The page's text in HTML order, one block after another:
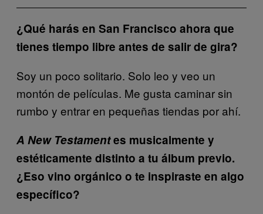
¿Qué harás en San Francisco ahora que
tienes tiempo libre antes de salir de gira?
Soy un poco solitario. Solo leo y veo un
montón de películas. Me gusta caminar sin
rumbo y entrar en pequeñas tiendas por ahí.
A New Testamentes musicalmente y
estéticamente distinto a tu álbum previo.
¿Eso vino orgánico o te inspiraste en algo
específico?